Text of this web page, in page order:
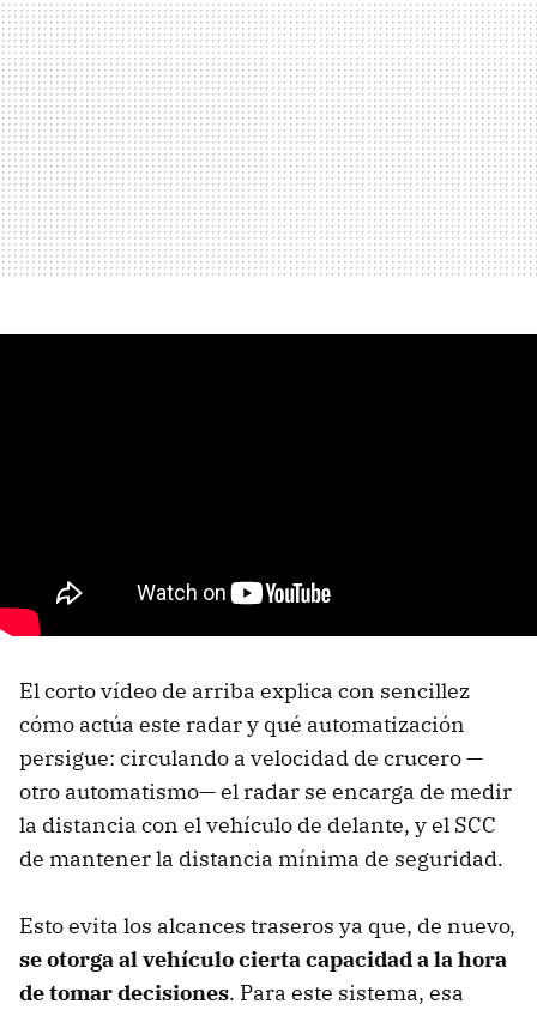
El corto vídeo de arriba explica con sencillez
cómo actúa este radar y qué automatización
persigue: circulando a velocidad de crucero —
otro automatismo— el radar se encarga de medir
la distancia con el vehículo de delante, y el SCC
de mantener la distancia mínima de seguridad.
Esto evita los alcances traseros ya que, de nuevo,
se otorga al vehículo cierta capacidad a la hora
de tomar decisiones. Para este sistema, esa